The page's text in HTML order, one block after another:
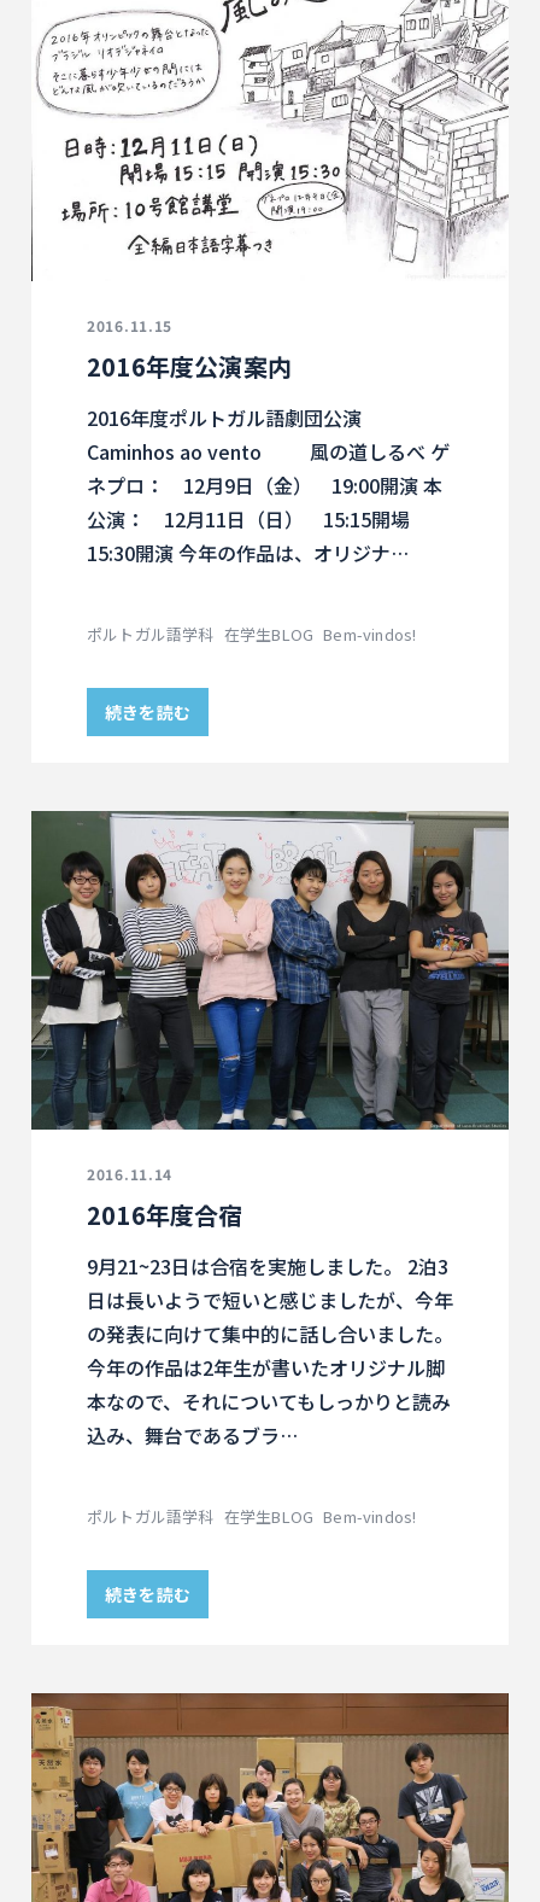
2016.11.15
2016年度公演案内
2016年度ポルトガル語劇団公演
Caminhos ao vento 風の道しるべ ゲ
ネプロ： 12月9日（金） 19:00開演 本
公演： 12月11日（日） 15:15開場
15:30開演 今年の作品は、オリジナ…
ポルトガル語学科 在学生BLOG Bem-vindos!
続きを読む
2016.11.14
2016年度合宿
9月21~23日は合宿を実施しました。 2泊3
日は長いようで短いと感じましたが、今年
の発表に向けて集中的に話し合いました。
今年の作品は2年生が書いたオリジナル脚
本なので、それについてもしっかりと読み
込み、舞台であるブラ…
ポルトガル語学科 在学生BLOG Bem-vindos!
続きを読む